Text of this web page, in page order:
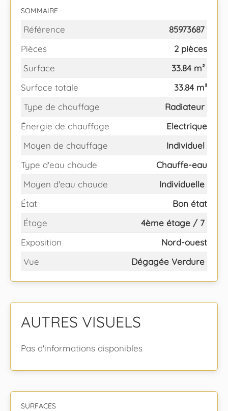
SOMMAIRE
Référence
85973687
Pièces
2 pièces
Surface
33.84 m²
Surface totale
33.84 m²
Type de chauffage
Radiateur
Énergie de chauffage
Electrique
Moyen de chauffage
Individuel
Type d'eau chaude
Chauffe-eau
Moyen d'eau chaude
Individuelle
État
Bon état
Étage
4ème étage / 7
Exposition
Nord-ouest
Vue
Dégagée Verdure
AUTRES VISUELS
Pas d'informations disponibles
SURFACES